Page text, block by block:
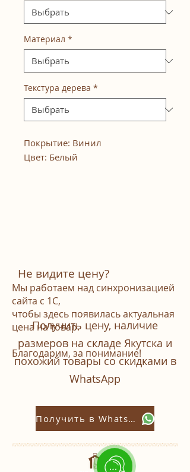
Материал *
Текстура дерева *
Покрытие: Винил
Цвет: Белый
Не видите цену?
Мы работаем над синхронизацией
сайта с 1С,
чтобы здесь появилась актуальная
цена на товар.
Благодарим, за понимание!
Получить цену, наличие
размеров на складе Якутска и
похожий товары со скидками в
WhatsАpp
Получить в Whatsapp